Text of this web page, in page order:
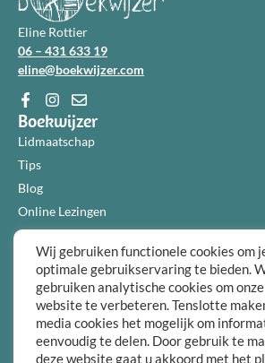
Eline Rottier
06 – 431 633 19
eline@boekwijzer.com
Boekwijzer
Lidmaatschap
Tips
Blog
Online Lezingen
Diensten
Over ons
Informatie
Algemene voorwaarden
Privacybeleid
Over ons
Wij gebruiken functionele cookies om
optimale gebruikservaring te bieden.
gebruiken analytische cookies om onze
website te verbeteren. Tenslotte
media cookies het mogelijk om
eenvoudig te delen. Door gebruik te
deze website gaat u akkoord met het